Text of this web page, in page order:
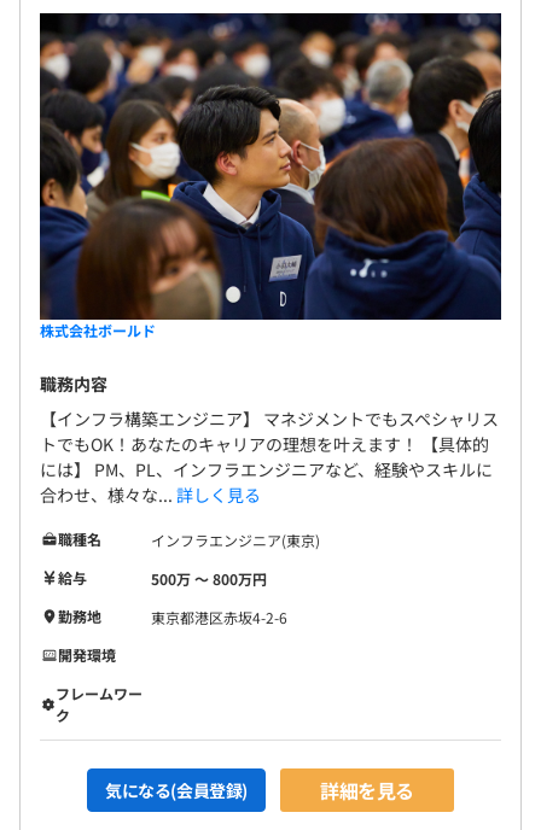
客先常駐型となっております為、お客様先によります。
Docker、Terraform、AWS CloudFormation、Ansible、
OpenStack、Kubernetes、Zabbix、Nagios
★半年ごとに成果を評価し、給与を見直し
＜評価基準＞
◎目標の達成度
◎日々の勤怠
◎期中に行った感動Ship（企業理念に則った行動）
約800名のエンジニアで構成されています。
各プロジェクトごとに現場に入っていただきます。
年2回（絶対評価。前期は評価対象社員のうち95%が昇
給）
※S～Eの6段階でランク付けし、年に2回S評価を取得する
と、月給が32,000円UP
★賞与
年2回（9月、3月）＋決算賞与 ※直近賞与も満額支給
各種社会保険完備
無期雇用
3ヵ月
株式会社ボールド
職務内容
【インフラ構築エンジニア】 マネジメントでもスペシャリス
トでもOK！あなたのキャリアの理想を叶えます！ 【具体的
には】 PM、PL、インフラエンジニアなど、経験やスキルに
合わせ、様々な... 詳しく見る
職種名
インフラエンジニア(東京)
給与
500万 〜 800万円
勤務地
東京都港区赤坂4-2-6
開発環境
フレームワー
ク
気になる(会員登録) 詳細を見る